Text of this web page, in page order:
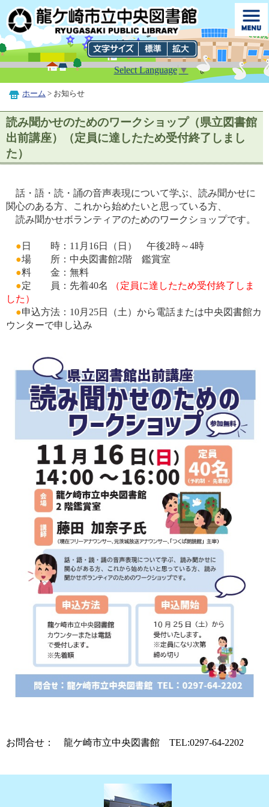
Select Language▼
ホーム > お知らせ
読み聞かせのためのワークショップ（県立図書館
出前講座）（定員に達したため受付終了しまし
た）
話・語・読・誦の音声表現について学ぶ、読み聞かせに
関心のある方、これから始めたいと思っている方、
読み聞かせボランティアのためのワークショップです。
● 日 時：11月16日（日） 午後2時～4時
●場 所：中央図書館2階 鑑賞室
●料 金：無料
●定 員：先着40名
（定員に達したため受付終了しま
した）
●申込方法：10月25日（土）から電話または中央図書館カ
ウンターで申し込み
お問合せ： 龍ケ崎市立中央図書館 TEL:0297-64-2202